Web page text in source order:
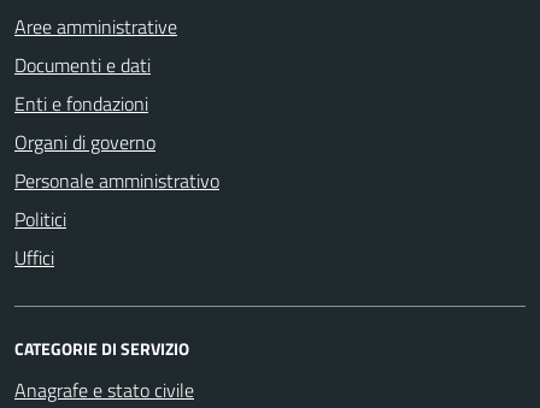
Aree amministrative
Documenti e dati
Enti e fondazioni
Organi di governo
Personale amministrativo
Politici
Uffici
CATEGORIE DI SERVIZIO
Anagrafe e stato civile